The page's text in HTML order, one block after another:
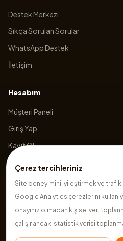
Çerez tercihleriniz
Site deneyimini iyileştirmek ve
Google Analytics çerezlerini
onayınız olmadan kişisel veri
çalışır ancak istatistik verisi
Destek Merkezi
Sıkça Sorulan Sorular
WhatsApp Destek
İletişim
Hesabım
Müşteri Paneli
Giriş Yap
Kayıt Ol
2026 Hazırsite. Tüm hakları